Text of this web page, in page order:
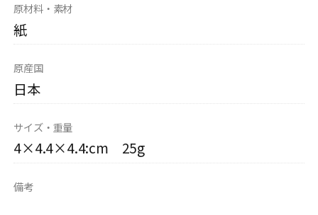
原材料・素材
紙
原産国
日本
サイズ・重量
4×4.4×4.4:cm 25g
備考